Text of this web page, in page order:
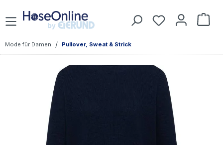
Zum Hauptinhalt springen Du hast 0
Mode für Damen / Pullover, Sweat & Strick
Bildergalerie überspringen